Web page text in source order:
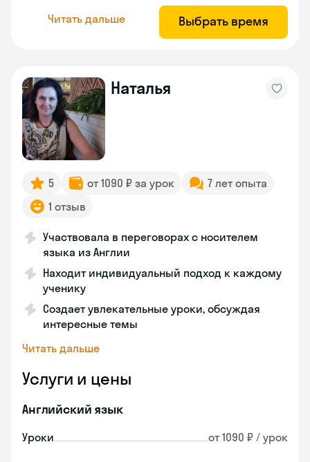
Читать дальше Выбрать время
Наталья
5 от 1090 ₽ за урок
7 лет опыта
1 отзыв
Участвовала в переговорах с носителем
языка из Англии
Находит индивидуальный подход к каждому
ученику
Создает увлекательные уроки, обсуждая
интересные темы
Читать дальше
Услуги и цены
Английский язык
Уроки от 1090 ₽ / урок